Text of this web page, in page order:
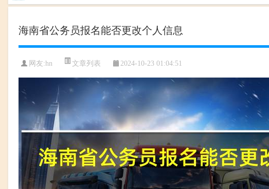
海南省公务员报名能否更改个人信息
网友:hn 文章列表 2024-10-23 01:04:51